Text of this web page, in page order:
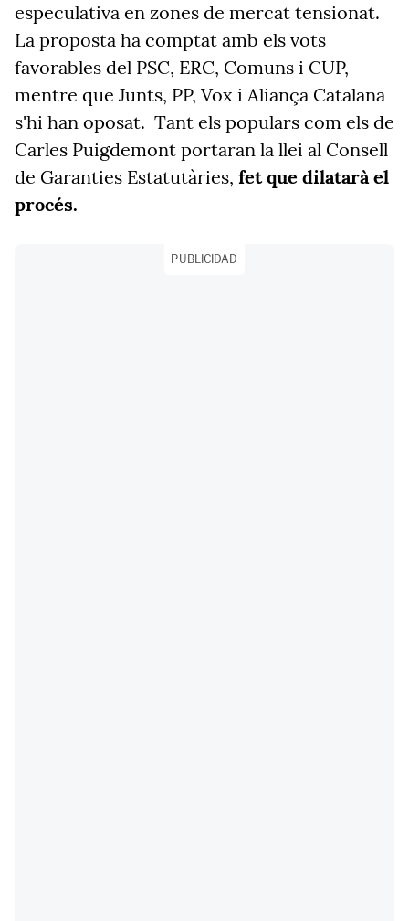
especulativa en zones de mercat tensionat.
La proposta ha comptat amb els vots
favorables del PSC, ERC, Comuns i CUP,
mentre que Junts, PP, Vox i Aliança Catalana
s'hi han oposat. Tant els populars com els de
Carles Puigdemont portaran la llei al Consell
de Garanties Estatutàries, fet que dilatarà el
procés.
PUBLICIDAD